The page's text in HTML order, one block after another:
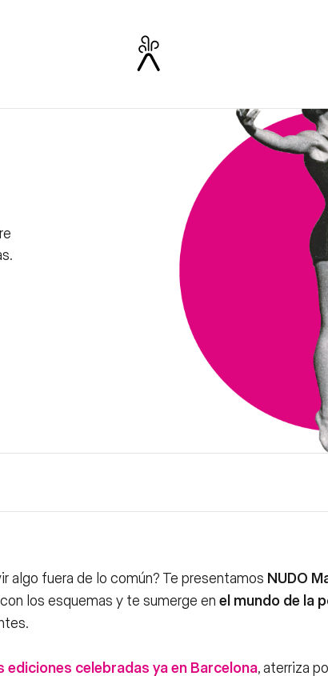
algo fuera de lo común? Te presentamos NUDO
los esquemas y te sumerge en el mundo de la
ediciones celebradas ya en Barcelona , aterriza